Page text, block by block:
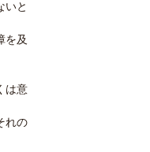
いと
を及
は意
れの